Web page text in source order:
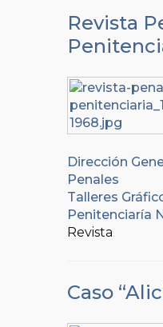
Revista
Dirección
Penales
Talleres
Penitenciaría
Revista
Caso